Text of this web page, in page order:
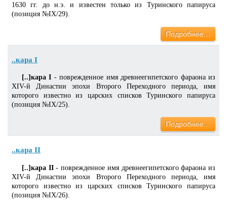
1630 гг. до н.э. и известен только из Туринского папируса
(позиция №IX/29).
Подробнее…
..кара I
[..]кара I - поврежденное имя древнеегипетского фараона из
XIV-й Династии эпохи Второго Переходного периода, имя
которого известно из царских списков Туринского папируса
(позиция №IX/25).
Подробнее…
..кара II
[..]кара II- поврежденное имя древнеегипетского фараона из
XIV-й Династии эпохи Второго Переходного периода, имя
которого известно из царских списков Туринского папируса
(позиция №IX/26).